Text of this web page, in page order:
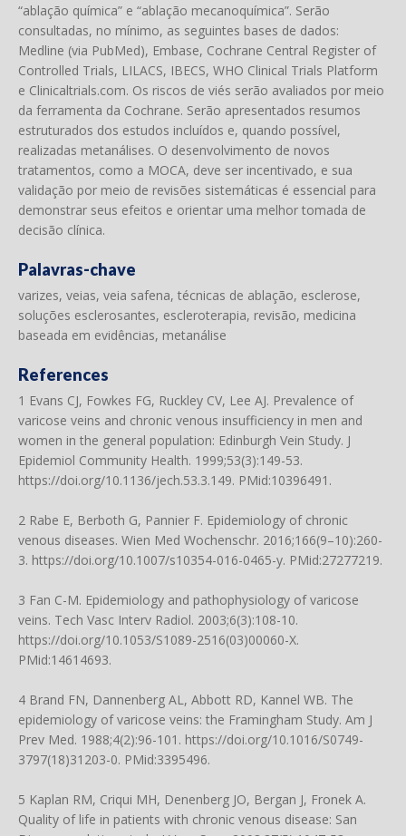
“ablação química” e “ablação mecanoquímica”. Serão
consultadas, no mínimo, as seguintes bases de dados:
Medline (via PubMed), Embase, Cochrane Central Register of
Controlled Trials, LILACS, IBECS, WHO Clinical Trials Platform
e Clinicaltrials.com. Os riscos de viés serão avaliados por meio
da ferramenta da Cochrane. Serão apresentados resumos
estruturados dos estudos incluídos e, quando possível,
realizadas metanálises. O desenvolvimento de novos
tratamentos, como a MOCA, deve ser incentivado, e sua
validação por meio de revisões sistemáticas é essencial para
demonstrar seus efeitos e orientar uma melhor tomada de
decisão clínica.
Palavras-chave
varizes, veias, veia safena, técnicas de ablação, esclerose,
soluções esclerosantes, escleroterapia, revisão, medicina
baseada em evidências, metanálise
References
1 Evans CJ, Fowkes FG, Ruckley CV, Lee AJ. Prevalence of
varicose veins and chronic venous insufficiency in men and
women in the general population: Edinburgh Vein Study. J
Epidemiol Community Health. 1999;53(3):149-53.
https://doi.org/10.1136/jech.53.3.149. PMid:10396491.
2 Rabe E, Berboth G, Pannier F. Epidemiology of chronic
venous diseases. Wien Med Wochenschr. 2016;166(9–10):260-
3. https://doi.org/10.1007/s10354-016-0465-y. PMid:27277219.
3 Fan C-M. Epidemiology and pathophysiology of varicose
veins. Tech Vasc Interv Radiol. 2003;6(3):108-10.
https://doi.org/10.1053/S1089-2516(03)00060-X.
PMid:14614693.
4 Brand FN, Dannenberg AL, Abbott RD, Kannel WB. The
epidemiology of varicose veins: the Framingham Study. Am J
Prev Med. 1988;4(2):96-101. https://doi.org/10.1016/S0749-
3797(18)31203-0. PMid:3395496.
5 Kaplan RM, Criqui MH, Denenberg JO, Bergan J, Fronek A.
Quality of life in patients with chronic venous disease: San